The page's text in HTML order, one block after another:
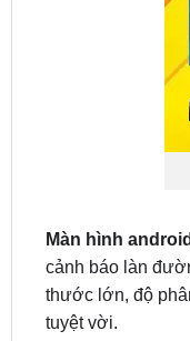
Màn hình
cảnh báo làn
thước lớn, độ
tuyệt vời.